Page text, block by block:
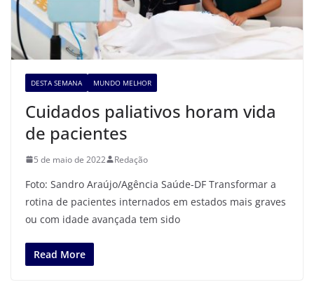
DESTA SEMANA MUNDO MELHOR
Cuidados paliativos horam vida
de pacientes
5 de maio de 2022 Redação
Foto: Sandro Araújo/Agência Saúde-DF Transformar a
rotina de pacientes internados em estados mais graves
ou com idade avançada tem sido
Read More